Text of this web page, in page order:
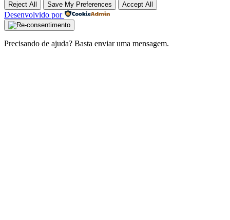
Reject All Save My Preferences Accept All
Desenvolvido por
Precisando de ajuda? Basta enviar uma mensagem.